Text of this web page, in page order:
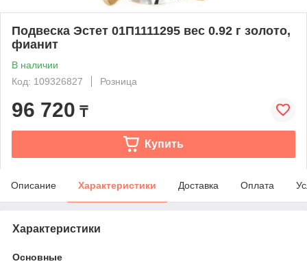
Подвеска Эстет 01П1111295 вес 0.92 г золото,
фианит
В наличии
Код: 109326827
Розница
96 720 ₸
Купить
Описание Характеристики Доставка Оплата
Характеристики
Основные